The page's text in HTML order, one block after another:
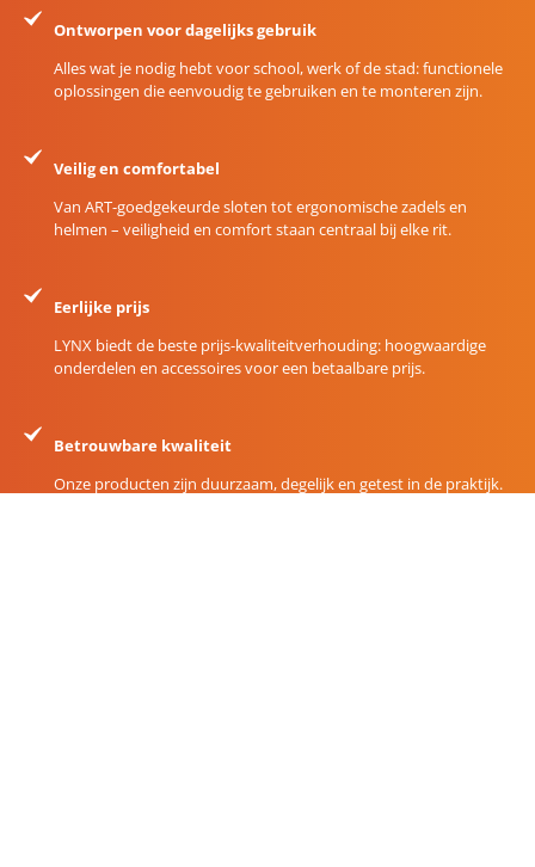
Ontworpen voor dagelijks gebruik
Alles wat je nodig hebt voor school, werk of de stad: functionele
oplossingen die eenvoudig te gebruiken en te monteren zijn.
Veilig en comfortabel
Van ART-goedgekeurde sloten tot ergonomische zadels en
helmen – veiligheid en comfort staan centraal bij elke rit.
Eerlijke prijs
LYNX biedt de beste prijs-kwaliteitverhouding: hoogwaardige
onderdelen en accessoires voor een betaalbare prijs.
Betrouwbare kwaliteit
Onze producten zijn duurzaam, degelijk en getest in de praktijk.